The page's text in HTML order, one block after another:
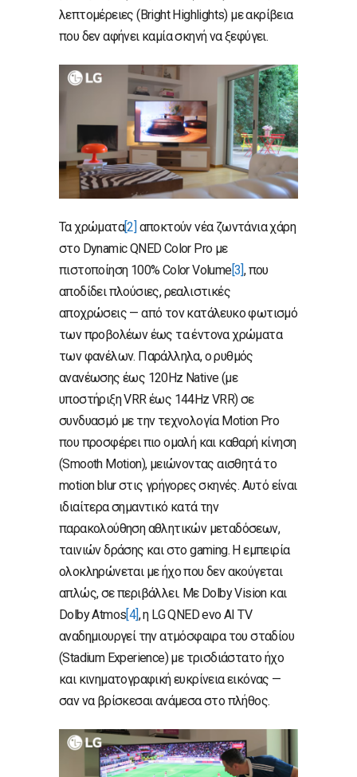
λεπτομέρειες (Bright Highlights) με ακρίβεια
που δεν αφήνει καμία σκηνή να ξεφύγει.
Τα χρώματα[2] αποκτούν νέα ζωντάνια χάρη
στο Dynamic QNED Color Pro με
πιστοποίηση 100% Color Volume[3], που
αποδίδει πλούσιες, ρεαλιστικές
αποχρώσεις — από τον κατάλευκο φωτισμό
των προβολέων έως τα έντονα χρώματα
των φανέλων. Παράλληλα, ο ρυθμός
ανανέωσης έως 120Hz Native (με
υποστήριξη VRR έως 144Hz VRR) σε
συνδυασμό με την τεχνολογία Motion Pro
που προσφέρει πιο ομαλή και καθαρή κίνηση
(Smooth Motion), μειώνοντας αισθητά το
motion blur στις γρήγορες σκηνές. Αυτό είναι
ιδιαίτερα σημαντικό κατά την
παρακολούθηση αθλητικών μεταδόσεων,
ταινιών δράσης και στο gaming. Η εμπειρία
ολοκληρώνεται με ήχο που δεν ακούγεται
απλώς, σε περιβάλλει. Με Dolby Vision και
Dolby Atmos[4], η LG QNED evo AI TV
αναδημιουργεί την ατμόσφαιρα του σταδίου
(Stadium Experience) με τρισδιάστατο ήχο
και κινηματογραφική ευκρίνεια εικόνας —
σαν να βρίσκεσαι ανάμεσα στο πλήθος.